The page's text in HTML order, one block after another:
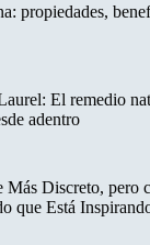
propiedades,
El remedio
adentro
Más Discreto, pero
que Está